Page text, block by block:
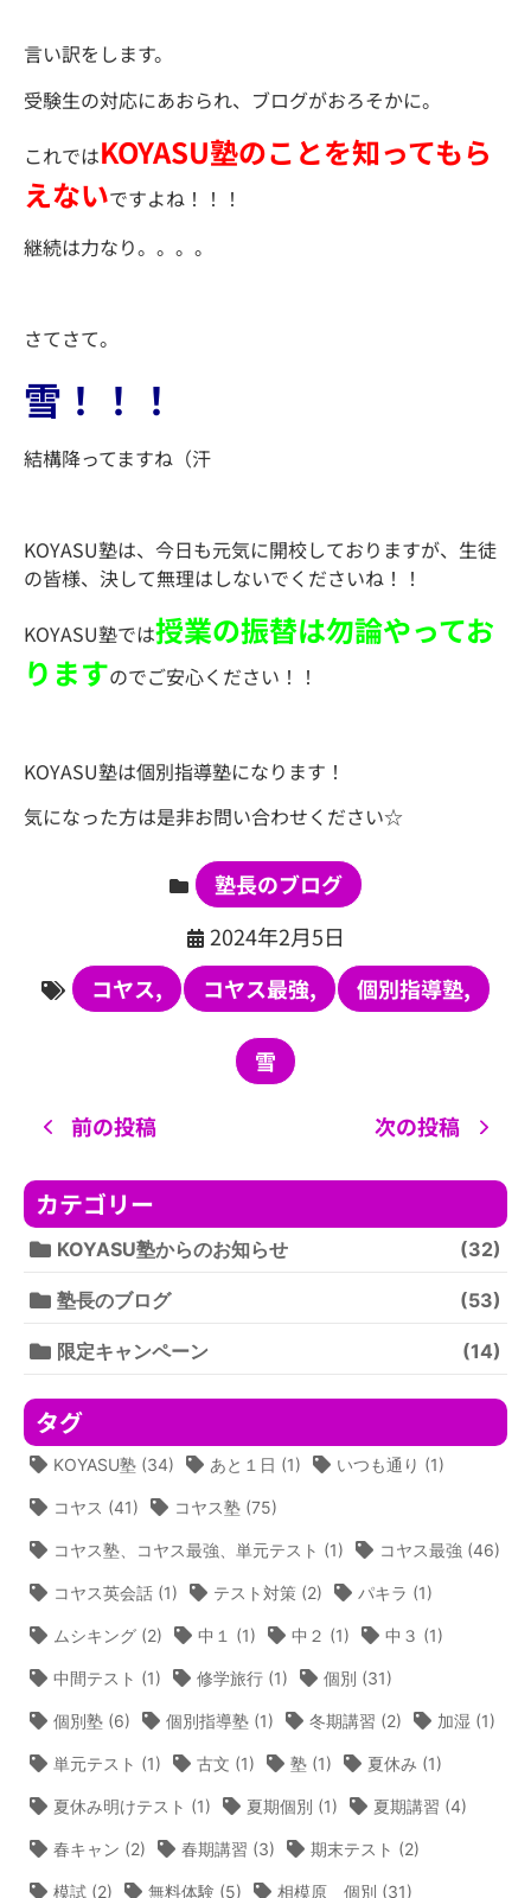
言い訳をします。
受験生の対応にあおられ、ブログがおろそかに。
これではKOYASU塾のことを知ってもら
えないですよね！！！
継続は力なり。。。。
さてさて。
雪！！！
結構降ってますね（汗
KOYASU塾は、今日も元気に開校しておりますが、生徒
の皆様、決して無理はしないでくださいね！！
KOYASU塾では授業の振替は勿論やってお
りますのでご安心ください！！
KOYASU塾は個別指導塾になります！
気になった方は是非お問い合わせください☆
塾長のブログ
2024年2月5日
コヤス, コヤス最強, 個別指導塾,
雪
前の投稿 次の投稿
カテゴリー
KOYASU塾からのお知らせ (32)
塾長のブログ (53)
限定キャンペーン (14)
タグ
KOYASU塾 (34) あと１日 (1) いつも通り (1)
コヤス (41) コヤス塾 (75)
コヤス塾、コヤス最強、単元テスト (1) コヤス最強 (46)
コヤス英会話 (1) テスト対策 (2) パキラ (1)
ムシキング (2) 中１ (1) 中２ (1) 中３ (1)
中間テスト (1) 修学旅行 (1) 個別 (31)
個別塾 (6) 個別指導塾 (1) 冬期講習 (2) 加湿 (1)
単元テスト (1) 古文 (1) 塾 (1) 夏休み (1)
夏休み明けテスト (1) 夏期個別 (1) 夏期講習 (4)
春キャン (2) 春期講習 (3) 期末テスト (2)
模試 (2) 無料体験 (5) 相模原 個別 (31)